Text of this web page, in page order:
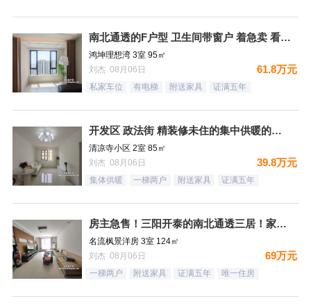
南北通透的F户型 卫生间带窗户 着急卖 看房随时
鸿坤理想湾 3室 95㎡
刘杰 08月06日
61.8万元
私家车位 有电梯 附送家具 证满五年
开发区 政法街 精装修未住的集中供暖的两居室
清凉寺小区 2室 85㎡
刘杰 08月06日
39.8万元
集体供暖 一梯两户 附送家具 证满五年
房主急售！三阳开泰的南北通透三居！家具家电全送
名流枫景洋房 3室 124㎡
刘杰 08月06日
69万元
一梯两户 附送家具 证满五年 唯一住房